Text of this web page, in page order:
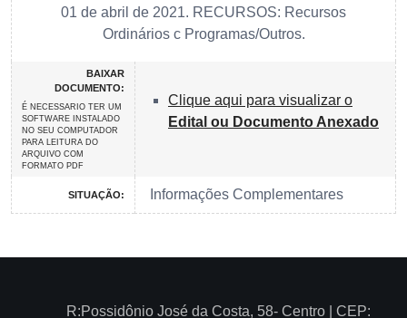
01 de abril de 2021. RECURSOS: Recursos
Ordinários c Programas/Outros.
BAIXAR
DOCUMENTO:
É NECESSARIO TER UM
SOFTWARE INSTALADO
NO SEU COMPUTADOR
PARA LEITURA DO
ARQUIVO COM
FORMATO PDF
Clique aqui para visualizar o
Edital ou Documento Anexado
SITUAÇÃO: Informações Complementares
R:Possidônio José da Costa, 58- Centro | CEP: